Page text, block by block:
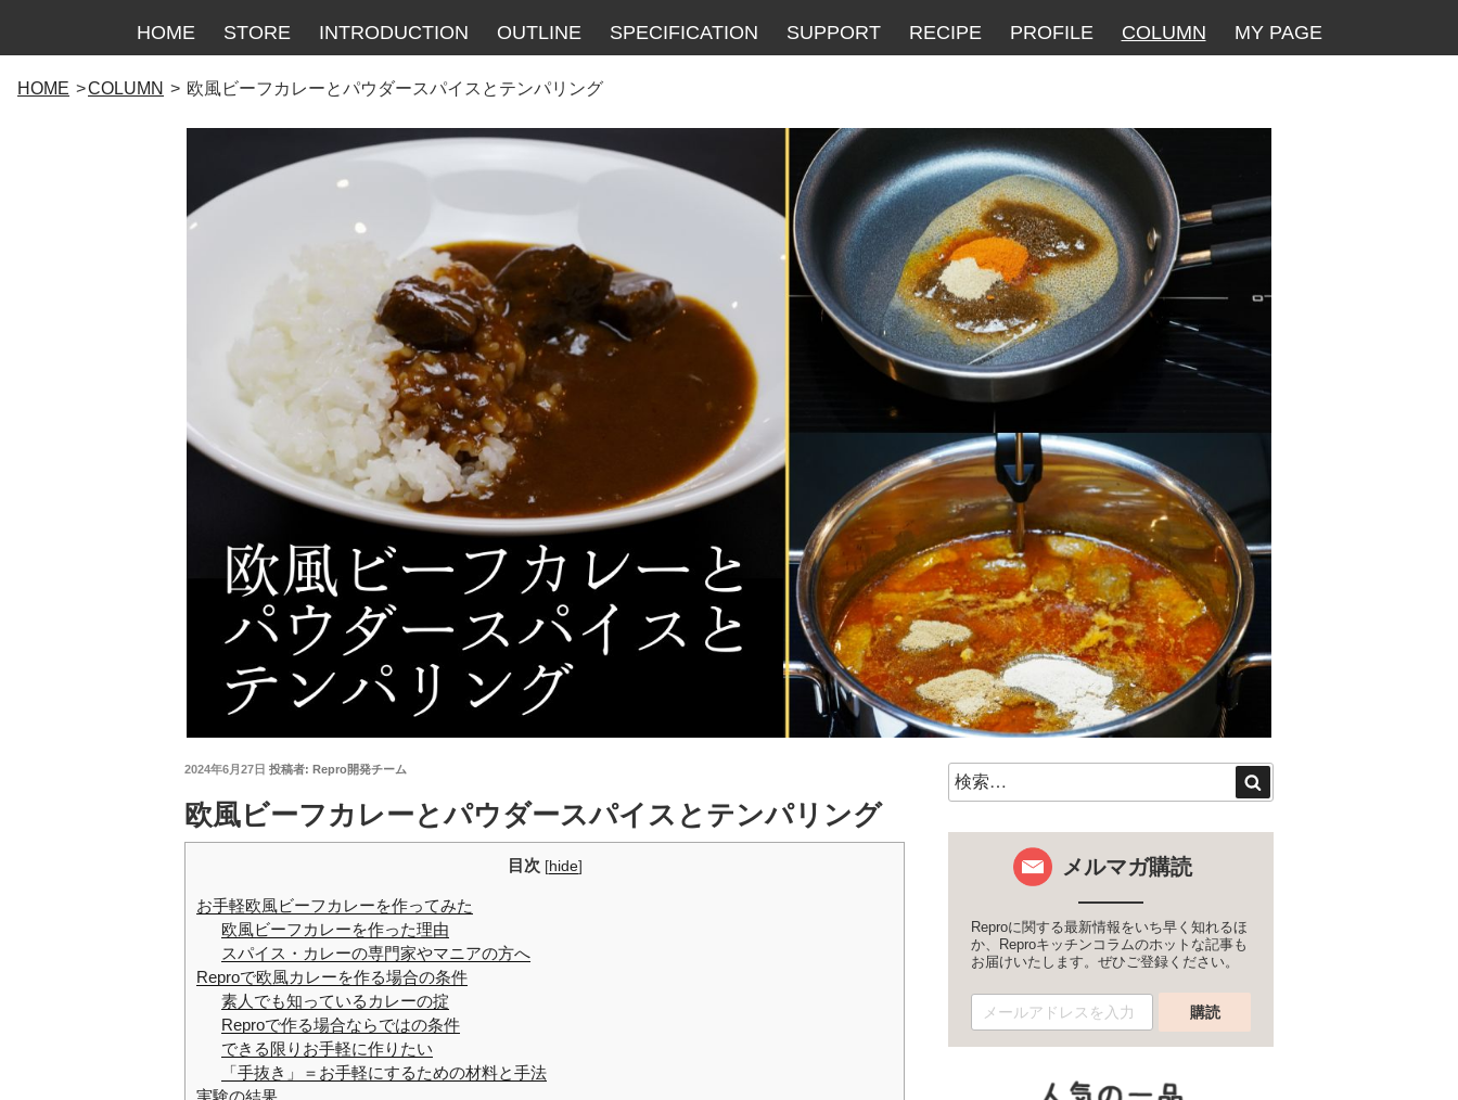
HOME STORE INTRODUCTION OUTLINE SPECIFICATION SUPPORT RECIPE PROFILE COLUMN MY PAGE
HOME COLUMN 欧風ビーフカレーとパウダースパイスとテンパリング
投
日:
2024年6月27日 投稿者: Repro開発チーム
欧風ビーフカレーとパウダースパイスとテンパリング
目次 [hide]
お手軽欧風ビーフカレーを作ってみた
欧風ビーフカレーを作った理由
スパイス・カレーの専門家やマニアの方へ
Reproで欧風カレーを作る場合の条件
素人でも知っているカレーの掟
Reproで作る場合ならではの条件
できる限りお手軽に作りたい
「手抜き」＝お手軽にするための材料と手法
実験の結果
検
索:
索
メルマガ購読
Reproに関する最新情報をいち早く知れるほ
か、Reproキッチンコラムのホットな記事も
お届けいたします。ぜひご登録ください。